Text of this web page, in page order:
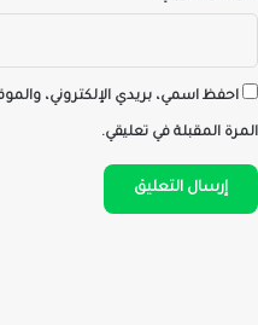
احفظ اسمي، بريدي الإلكتروني،
المرة المقبلة في تعليقي.